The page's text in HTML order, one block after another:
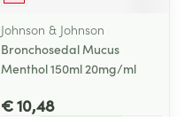
Johnson & Johnson
Bronchosedal Mucus
Menthol 150ml 20mg/ml
€ 10,48